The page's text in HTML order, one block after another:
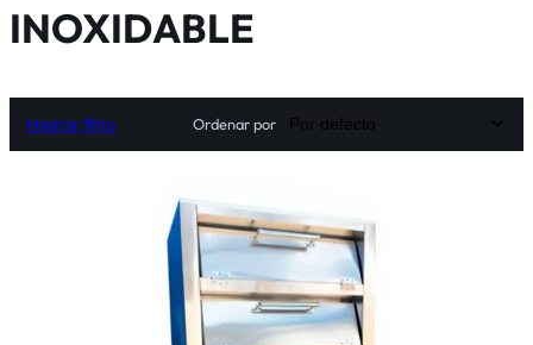
INOXIDABLE
Mostrar filtro Ordenar por